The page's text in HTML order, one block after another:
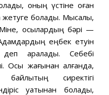
оның үстіне оған
жетуге болады. Мысалы,
осылардың бәрі —
еңбек етуін
қаралады. Себебі
Осы жағынан алғанда,
сиректігі
қуатынан болады,